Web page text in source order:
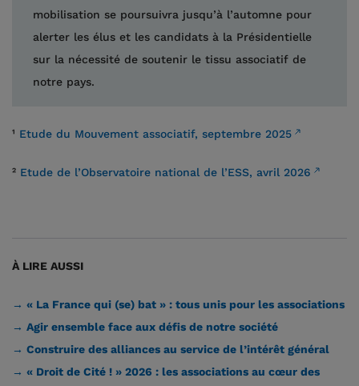
mobilisation se poursuivra jusqu’à l’automne pour
alerter les élus et les candidats à la Présidentielle
sur la nécessité de soutenir le tissu associatif de
notre pays.
¹ Etude du Mouvement associatif, septembre 2025
² Etude de l’Observatoire national de l’ESS, avril 2026
À LIRE AUSSI
→ « La France qui (se) bat » : tous unis pour les associations
→ Agir ensemble face aux défis de notre société
→ Construire des alliances au service de l’intérêt général
→ « Droit de Cité ! » 2026 : les associations au cœur des